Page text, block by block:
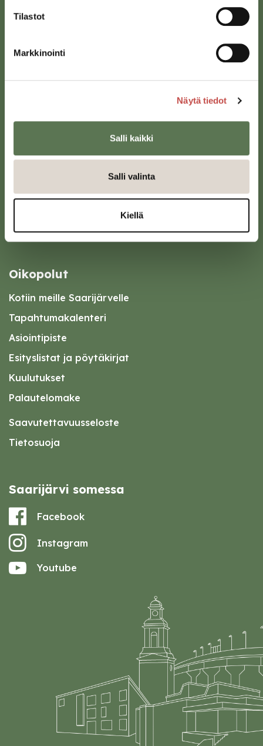
Tilastot
Markkinointi
Näytä tiedot
Salli kaikki
Salli valinta
Kiellä
Sivulantie 11, PL 13
kirjaamo@saarijarvi.fi
Oikopolut
Kotiin meille Saarijärvelle
Tapahtumakalenteri
Asiointipiste
Esityslistat ja pöytäkirjat
Kuulutukset
Palautelomake
Saavutettavuusseloste
Tietosuoja
Saarijärvi somessa
Facebook
Instagram
Youtube